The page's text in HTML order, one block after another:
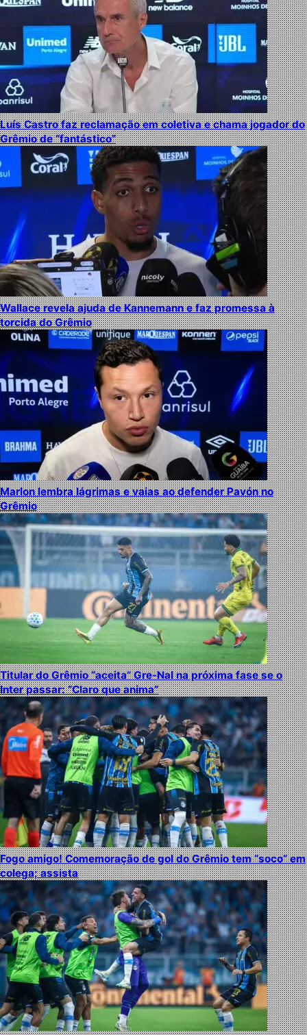
Luís Castro faz reclamação em coletiva e chama jogador do
Grêmio de “fantástico”
Wallace revela ajuda de Kannemann e faz promessa à
torcida do Grêmio
Marlon lembra lágrimas e vaias ao defender Pavón no
Grêmio
Titular do Grêmio “aceita” Gre-Nal na próxima fase se o
Inter passar: “Claro que anima”
Fogo amigo! Comemoração de gol do Grêmio tem “soco” em
colega; assista